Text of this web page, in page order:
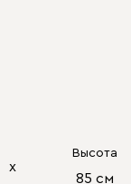
х
Высота
85 см